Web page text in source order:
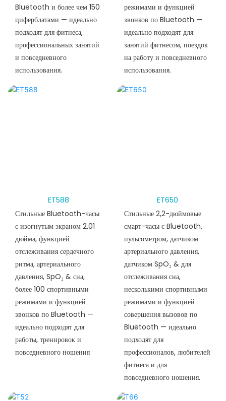
Bluetooth и более чем 150
циферблатами — идеально
подходят для фитнеса,
профессиональных занятий
и повседневного
использования.
режимами и функцией
звонков по Bluetooth —
идеально подходят для
занятий фитнесом, поездок
на работу и повседневного
использования.
ET588
Стильные Bluetooth-часы
с изогнутым экраном 2,01
дюйма, функцией
отслеживания сердечного
ритма, артериального
давления, SpO₂ & сна,
более 100 спортивными
режимами и функцией
звонков по Bluetooth —
идеально подходят для
работы, тренировок и
повседневного ношения
ET650
Стильные 2,2-дюймовые
смарт-часы с Bluetooth,
пульсометром, датчиком
артериального давления,
датчиком SpO₂ & для
отслеживания сна,
несколькими спортивными
режимами и функцией
совершения вызовов по
Bluetooth — идеально
подходят для
профессионалов, любителей
фитнеса и для
повседневного ношения.